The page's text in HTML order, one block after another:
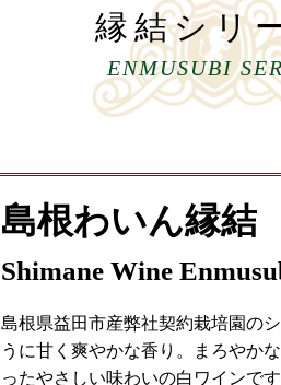
縁結シリ
ENMUSUBI
島根わいん縁結
Shimane Wine
島根県益田市産弊社契約栽培園の
うに甘く爽やかな香り。まろやか
ったやさしい味わいの白ワインです